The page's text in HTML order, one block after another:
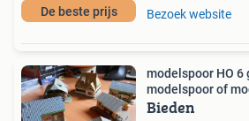
De beste prijs Bezoek website
modelspoor HO 6
modelspoor of
Bieden